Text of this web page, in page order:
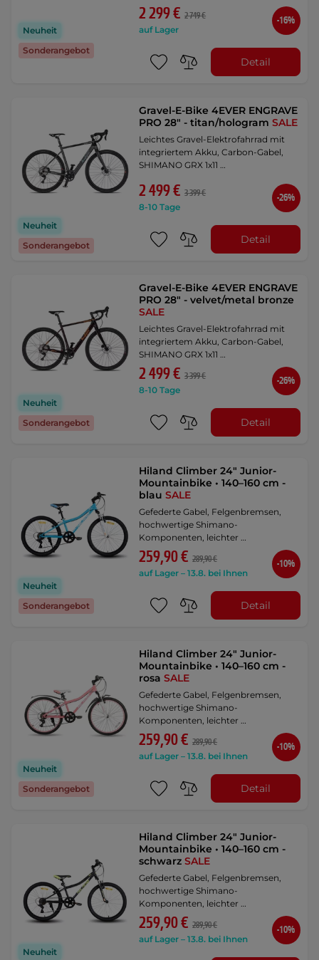
Neuheit
Sonderangebot
2 299 € 2 749 €
auf Lager
-16%
Detail
Neuheit
Sonderangebot
Gravel-E-Bike 4EVER ENGRAVE
PRO 28" - titan/hologramSALE
Leichtes Gravel-Elektrofahrrad mit
integriertem Akku, Carbon-Gabel,
SHIMANO GRX 1x11 …
2 499 € 3 399 €
8-10 Tage
-26%
Detail
Neuheit
Sonderangebot
Gravel-E-Bike 4EVER ENGRAVE
PRO 28" - velvet/metal bronze
SALE
Leichtes Gravel-Elektrofahrrad mit
integriertem Akku, Carbon-Gabel,
SHIMANO GRX 1x11 …
2 499 € 3 399 €
8-10 Tage
-26%
Detail
Neuheit
Sonderangebot
Hiland Climber 24" Junior-
Mountainbike • 140–160 cm -
blauSALE
Gefederte Gabel, Felgenbremsen,
hochwertige Shimano-
Komponenten, leichter …
259,90 € 289,90 €
auf Lager – 13.8. bei Ihnen
-10%
Detail
Neuheit
Sonderangebot
Hiland Climber 24" Junior-
Mountainbike • 140–160 cm -
rosaSALE
Gefederte Gabel, Felgenbremsen,
hochwertige Shimano-
Komponenten, leichter …
259,90 € 289,90 €
auf Lager – 13.8. bei Ihnen
-10%
Detail
Neuheit
Hiland Climber 24" Junior-
Mountainbike • 140–160 cm -
schwarzSALE
Gefederte Gabel, Felgenbremsen,
hochwertige Shimano-
Komponenten, leichter …
259,90 € 289,90 €
auf Lager – 13.8. bei Ihnen
-10%